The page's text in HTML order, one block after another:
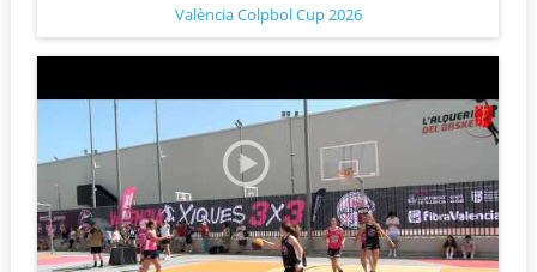
València Colpbol Cup 2026